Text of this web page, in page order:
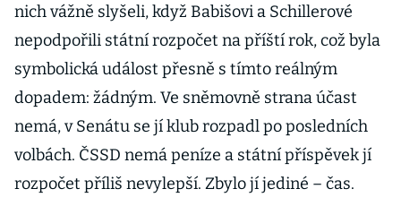
nich vážně slyšeli, když Babišovi a Schillerové
nepodpořili státní rozpočet na příští rok, což byla
symbolická událost přesně s tímto reálným
dopadem: žádným. Ve sněmovně strana účast
nemá, v Senátu se jí klub rozpadl po posledních
volbách. ČSSD nemá peníze a státní příspěvek jí
rozpočet příliš nevylepší. Zbylo jí jediné – čas.